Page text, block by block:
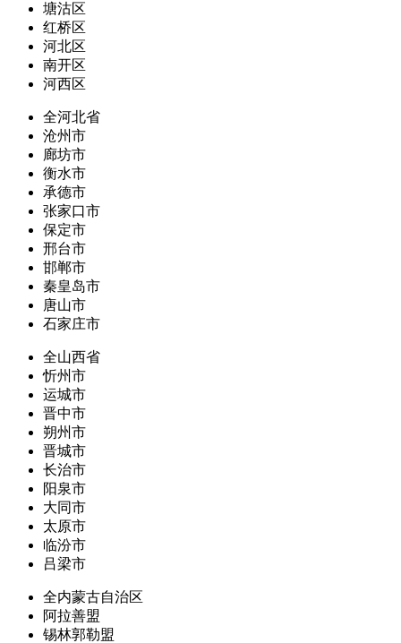
塘沽区
红桥区
河北区
南开区
河西区
全河北省
沧州市
廊坊市
衡水市
承德市
张家口市
保定市
邢台市
邯郸市
秦皇岛市
唐山市
石家庄市
全山西省
忻州市
运城市
晋中市
朔州市
晋城市
长治市
阳泉市
大同市
太原市
临汾市
吕梁市
全内蒙古自治区
阿拉善盟
锡林郭勒盟